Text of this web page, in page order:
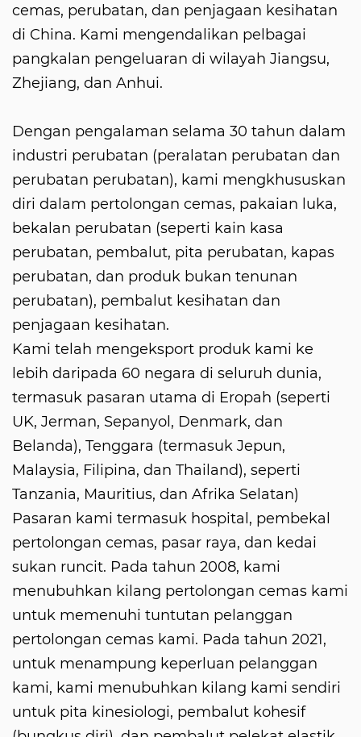
cemas, perubatan, dan penjagaan kesihatan
di China. Kami mengendalikan pelbagai
pangkalan pengeluaran di wilayah Jiangsu,
Zhejiang, dan Anhui.
Dengan pengalaman selama 30 tahun dalam
industri perubatan (peralatan perubatan dan
perubatan perubatan), kami mengkhususkan
diri dalam pertolongan cemas, pakaian luka,
bekalan perubatan (seperti kain kasa
perubatan, pembalut, pita perubatan, kapas
perubatan, dan produk bukan tenunan
perubatan), pembalut kesihatan dan
penjagaan kesihatan.
Kami telah mengeksport produk kami ke
lebih daripada 60 negara di seluruh dunia,
termasuk pasaran utama di Eropah (seperti
UK, Jerman, Sepanyol, Denmark, dan
Belanda), Tenggara (termasuk Jepun,
Malaysia, Filipina, dan Thailand), seperti
Tanzania, Mauritius, dan Afrika Selatan)
Pasaran kami termasuk hospital, pembekal
pertolongan cemas, pasar raya, dan kedai
sukan runcit. Pada tahun 2008, kami
menubuhkan kilang pertolongan cemas kami
untuk memenuhi tuntutan pelanggan
pertolongan cemas kami. Pada tahun 2021,
untuk menampung keperluan pelanggan
kami, kami menubuhkan kilang kami sendiri
untuk pita kinesiologi, pembalut kohesif